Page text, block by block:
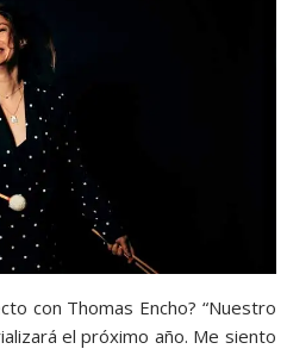
con Thomas Encho? “Nuestro
el próximo año. Me siento